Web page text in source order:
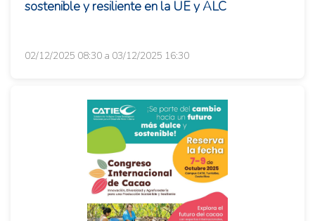
sostenible y resiliente en la UE y ALC
02/12/2025 08:30 a 03/12/2025 16:30